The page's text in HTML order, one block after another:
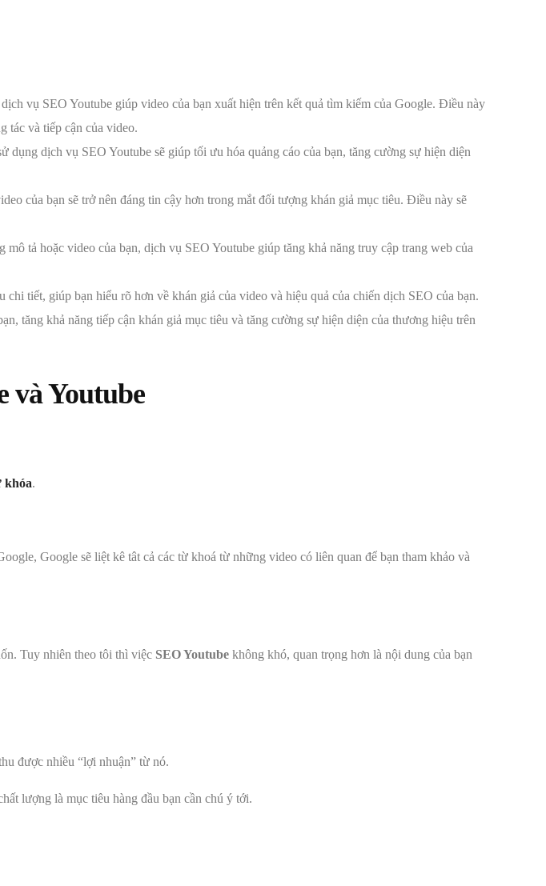
vụ SEO Youtube giúp video của bạn xuất hiện trên kết quả tìm kiếm của Google. Điều này
tác và tiếp cận của video.
dụng dịch vụ SEO Youtube sẽ giúp tối ưu hóa quảng cáo của bạn, tăng cường sự hiện diện
của bạn sẽ trở nên đáng tin cậy hơn trong mắt đối tượng khán giả mục tiêu. Điều này sẽ
tả hoặc video của bạn, dịch vụ SEO Youtube giúp tăng khả năng truy cập trang web của
tiết, giúp bạn hiểu rõ hơn về khán giả của video và hiệu quả của chiến dịch SEO của bạn.
tăng khả năng tiếp cận khán giả mục tiêu và tăng cường sự hiện diện của thương hiệu trên
và Youtube
khóa.
Google sẽ liệt kê tât cả các từ khoá từ những video có liên quan để bạn tham khảo và
Tuy nhiên theo tôi thì việc SEO Youtube không khó, quan trọng hơn là nội dung của bạn
được nhiều “lợi nhuận” từ nó.
lượng là mục tiêu hàng đầu bạn cần chú ý tới.